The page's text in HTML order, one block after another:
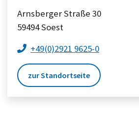
Arnsberger Straße 30
59494Soest
+49(0)2921 9625-0
zur Standortseite